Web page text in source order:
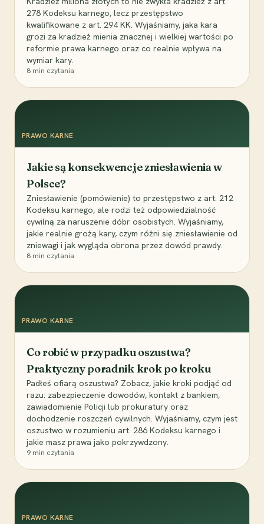
278 Kodeksu karnego, lecz przestępstwo
kwalifikowane z art. 294 KK. Wyjaśniamy, jaka kara
grozi za kradzież mienia znacznej i wielkiej wartości po
reformie prawa karnego oraz co realnie wpływa na
wymiar kary.
8 min czytania
PRAWO KARNE
Jakie są konsekwencje zniesławienia w
Polsce?
Zniesławienie (pomówienie) to przestępstwo z art. 212
Kodeksu karnego, ale rodzi też odpowiedzialność
cywilną za naruszenie dóbr osobistych. Wyjaśniamy,
jakie realnie grożą kary, czym różni się zniesławienie od
zniewagi i jak wygląda obrona przez dowód prawdy.
8 min czytania
PRAWO KARNE
Co robić w przypadku oszustwa?
Praktyczny poradnik krok po kroku
Padłeś ofiarą oszustwa? Zobacz, jakie kroki podjąć od
razu: zabezpieczenie dowodów, kontakt z bankiem,
zawiadomienie Policji lub prokuratury oraz
dochodzenie roszczeń cywilnych. Wyjaśniamy, czym jest
oszustwo w rozumieniu art. 286 Kodeksu karnego i
jakie masz prawa jako pokrzywdzony.
9 min czytania
PRAWO KARNE